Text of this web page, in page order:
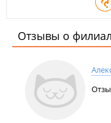
Отзывы о